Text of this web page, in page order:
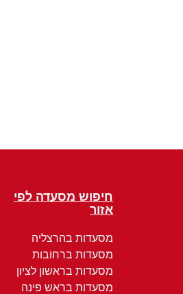
חיפוש מסעדה לפי
אזור
מסעדות בהרצליה
מסעדות ברחובות
מסעדות בראשון לציון
מסעדות בראש פינה